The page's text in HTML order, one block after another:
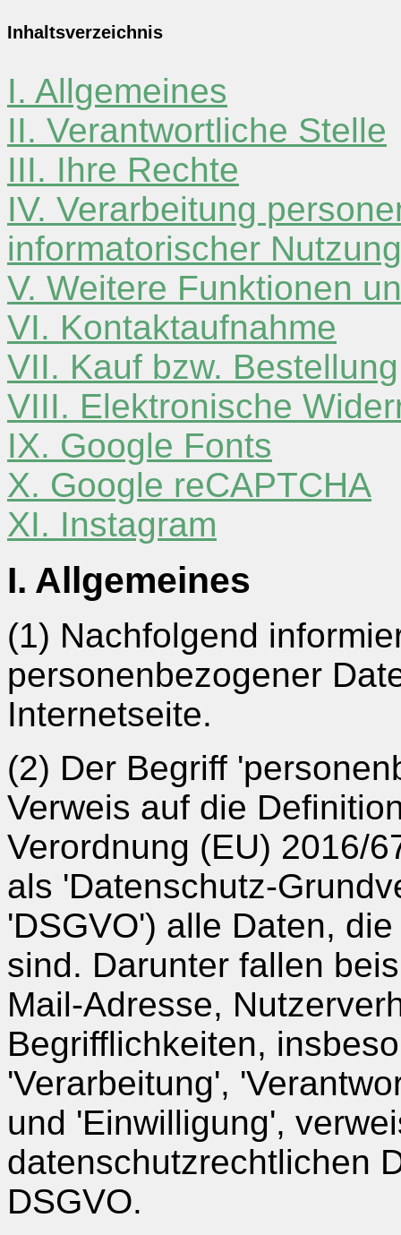
Inhaltsverzeichnis
I. Allgemeines
II. Verantwortliche Stelle
III. Ihre Rechte
IV. Verarbeitung
informatorischer
V. Weitere Funktionen
VI. Kontaktaufnahme
VII. Kauf bzw. Bestellung
VIII. Elektronische
IX. Google Fonts
X. Google reCAPTCHA
XI. Instagram
I. Allgemeines
(1) Nachfolgend
personenbezogener
Internetseite.
(2) Der Begriff
Verweis auf die
Verordnung (EU) 2016/
als 'Datenschutz-
'DSGVO') alle Daten,
sind. Darunter fallen
Mail-Adresse,
Begrifflichkeiten,
'Verarbeitung',
und 'Einwilligung',
datenschutzrechtlichen
DSGVO.